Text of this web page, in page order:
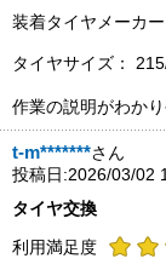
装着タイヤメーカ
タイヤサイズ：
作業の説明がわか
t-m*******さん
投稿日:2026/03/02
タイヤ交換
利用満足度